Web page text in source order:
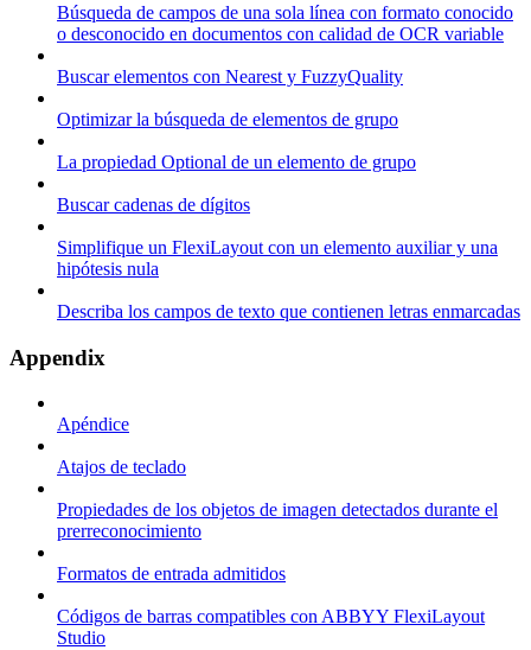
Búsqueda de campos de una sola línea con formato conocido
o desconocido en documentos con calidad de OCR variable
Buscar elementos con Nearest y FuzzyQuality
Optimizar la búsqueda de elementos de grupo
La propiedad Optional de un elemento de grupo
Buscar cadenas de dígitos
Simplifique un FlexiLayout con un elemento auxiliar y una
hipótesis nula
Describa los campos de texto que contienen letras enmarcadas
Appendix
Apéndice
Atajos de teclado
Propiedades de los objetos de imagen detectados durante el
prerreconocimiento
Formatos de entrada admitidos
Códigos de barras compatibles con ABBYY FlexiLayout
Studio